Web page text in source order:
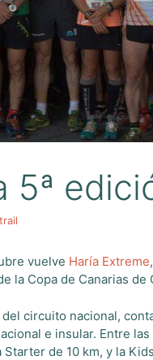
5ª
vuelve Haría Extreme
la Copa de Canarias de
circuito nacional,
e insular. Entre
Starter de 10 km, y la